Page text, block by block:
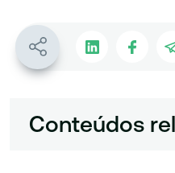
Conteúdos